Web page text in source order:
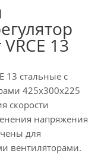
13
13 стальные с
425x300x225
скорости
напряжения
для
вентиляторами.